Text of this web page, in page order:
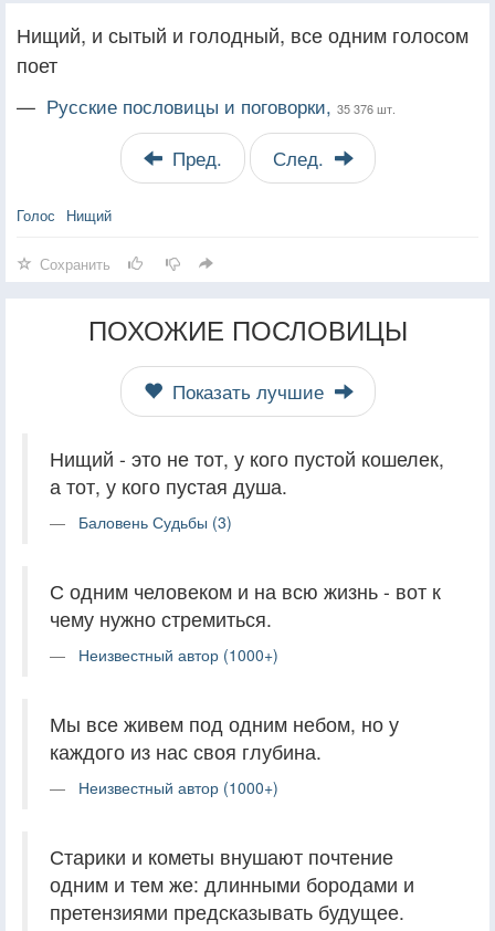
Нищий, и сытый и голодный, все одним голосом
поет
— Русские пословицы и поговорки, 35 376 шт.
Пред. След.
Голос Нищий
Сохранить
ПОХОЖИЕ ПОСЛОВИЦЫ
Показать лучшие
Нищий - это не тот, у кого пустой кошелек,
а тот, у кого пустая душа.
Баловень Судьбы (3)
С одним человеком и на всю жизнь - вот к
чему нужно стремиться.
Неизвестный автор (1000+)
Мы все живем под одним небом, но у
каждого из нас своя глубина.
Неизвестный автор (1000+)
Старики и кометы внушают почтение
одним и тем же: длинными бородами и
претензиями предсказывать будущее.